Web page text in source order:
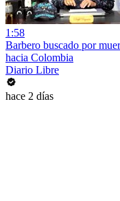
1:58
Barbero buscado por
hacia Colombia
Diario Libre
hace 2 días